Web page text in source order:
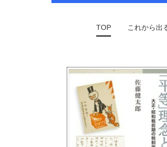
TOP これから出